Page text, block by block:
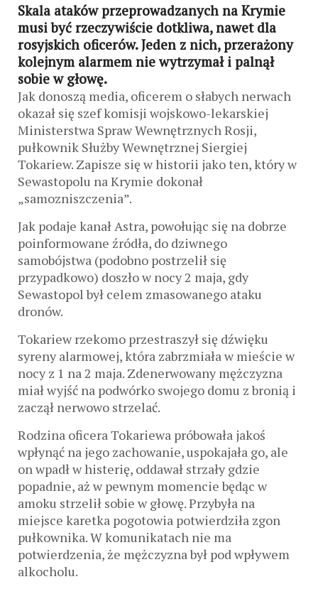
Skala ataków przeprowadzanych na Krymie
musi być rzeczywiście dotkliwa, nawet dla
rosyjskich oficerów. Jeden z nich, przerażony
kolejnym alarmem nie wytrzymał i palnął
sobie w głowę.
Jak donoszą media, oficerem o słabych nerwach
okazał się szef komisji wojskowo-lekarskiej
Ministerstwa Spraw Wewnętrznych Rosji,
pułkownik Służby Wewnętrznej Siergiej
Tokariew. Zapisze się w historii jako ten, który w
Sewastopolu na Krymie dokonał
„samozniszczenia”.
Jak podaje kanał Astra, powołując się na dobrze
poinformowane źródła, do dziwnego
samobójstwa (podobno postrzelił się
przypadkowo) doszło w nocy 2 maja, gdy
Sewastopol był celem zmasowanego ataku
dronów.
Tokariew rzekomo przestraszył się dźwięku
syreny alarmowej, która zabrzmiała w mieście w
nocy z 1 na 2 maja. Zdenerwowany mężczyzna
miał wyjść na podwórko swojego domu z bronią i
zaczął nerwowo strzelać.
Rodzina oficera Tokariewa próbowała jakoś
wpłynąć na jego zachowanie, uspokajała go, ale
on wpadł w histerię, oddawał strzały gdzie
popadnie, aż w pewnym momencie będąc w
amoku strzelił sobie w głowę. Przybyła na
miejsce karetka pogotowia potwierdziła zgon
pułkownika. W komunikatach nie ma
potwierdzenia, że mężczyzna był pod wpływem
alkocholu.